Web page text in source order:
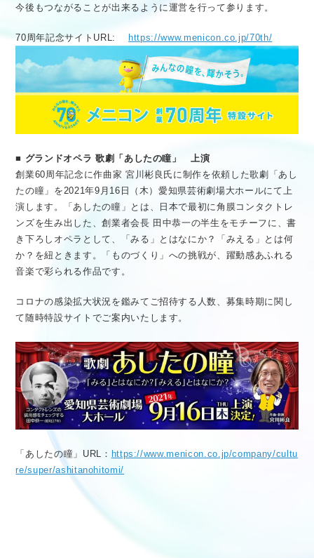
今後もつながることが出来るように運営を行って参ります。
70周年記念サイトURL: https://www.menicon.co.jp/70th/
■ グランドオペラ 歌劇「あしたの瞳」 上演
創業60周年記念に作曲家 宮川彬良氏に制作を依頼した歌劇「あし
たの瞳」を2021年9月16日（木）愛知県芸術劇場大ホールにて上
演します。「あしたの瞳」とは、日本で最初に角膜コンタクトレ
ンズを生み出した、創業者会長 田中恭一の半生をモチーフに、書
き下ろしオペラとして、「みる」とはなにか？「みえる」とは何
か？を紐ときます。「ものづくり」への挑戦が、躍動感あふれる
音楽で彩られる作品です。
コロナの感染拡大状況を鑑みてご招待する人数、募集時期に関し
て随時特設サイトでご案内いたします。
「あしたの瞳」URL： https://www.menicon.co.jp/company/cultu
re/super/ashitanohitomi/